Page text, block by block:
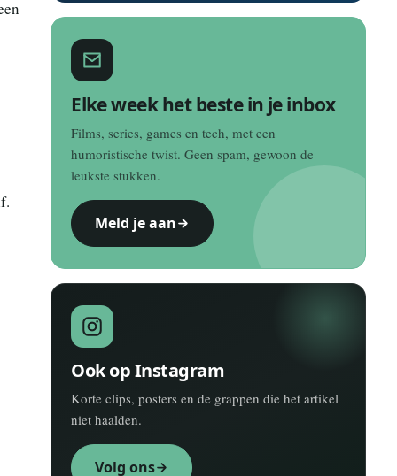
Elke week het beste in je inbox
Films, series, games en tech, met een
humoristische twist. Geen spam, gewoon de
leukste stukken.
Meld je aan
Ook op Instagram
Korte clips, posters en de grappen die het artikel
niet haalden.
Volg ons